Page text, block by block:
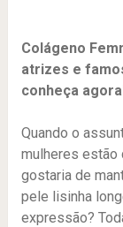
Colágeno
atrizes e
conheça
Quando o
mulheres estão
gostaria de
pele lisinha
expressão?